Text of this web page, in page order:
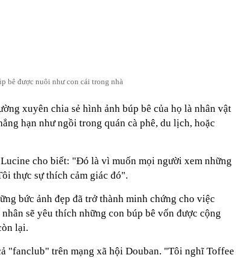
bê được nuôi như con cái trong nhà
xuyên chia sẻ hình ảnh búp bê của họ là nhân vật
hạn như ngồi trong quán cà phê, du lịch, hoặc
cho biết: "Đó là vì muốn mọi người xem những
thực sự thích cảm giác đó".
bức ảnh đẹp đã trở thành minh chứng cho việc
sẽ yêu thích những con búp bê vốn được cộng
lại.
"fanclub" trên mạng xã hội Douban. "Tôi nghĩ Toffee